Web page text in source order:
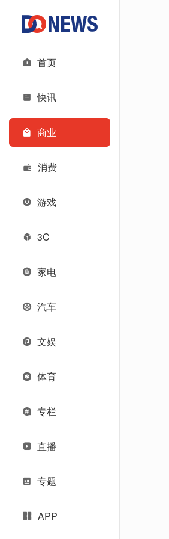
首页
快讯
商业
消费
游戏
3C
家电
汽车
文娱
体育
专栏
直播
专题
APP